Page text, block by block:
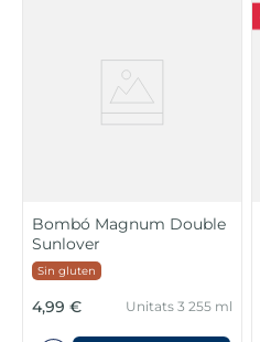
Bombó Magnum Double
Sunlover
Sin gluten
4,99 € Unitats 3 255 ml